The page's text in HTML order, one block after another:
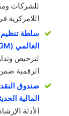
للشركات
اللامركزية
العالمي (ADGM)
لترخيص
الرقمية ضمن
صندوق النقد
المالية
الأدلة